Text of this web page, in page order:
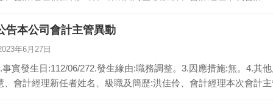
告本公司會計主管異動
年6月27日
事實發生日:112/06/272.發生緣由:職務調整。3.因應措施:無。4.其
、會計經理新任者姓名、級職及簡歷:洪佳伶、會計經理本次會計